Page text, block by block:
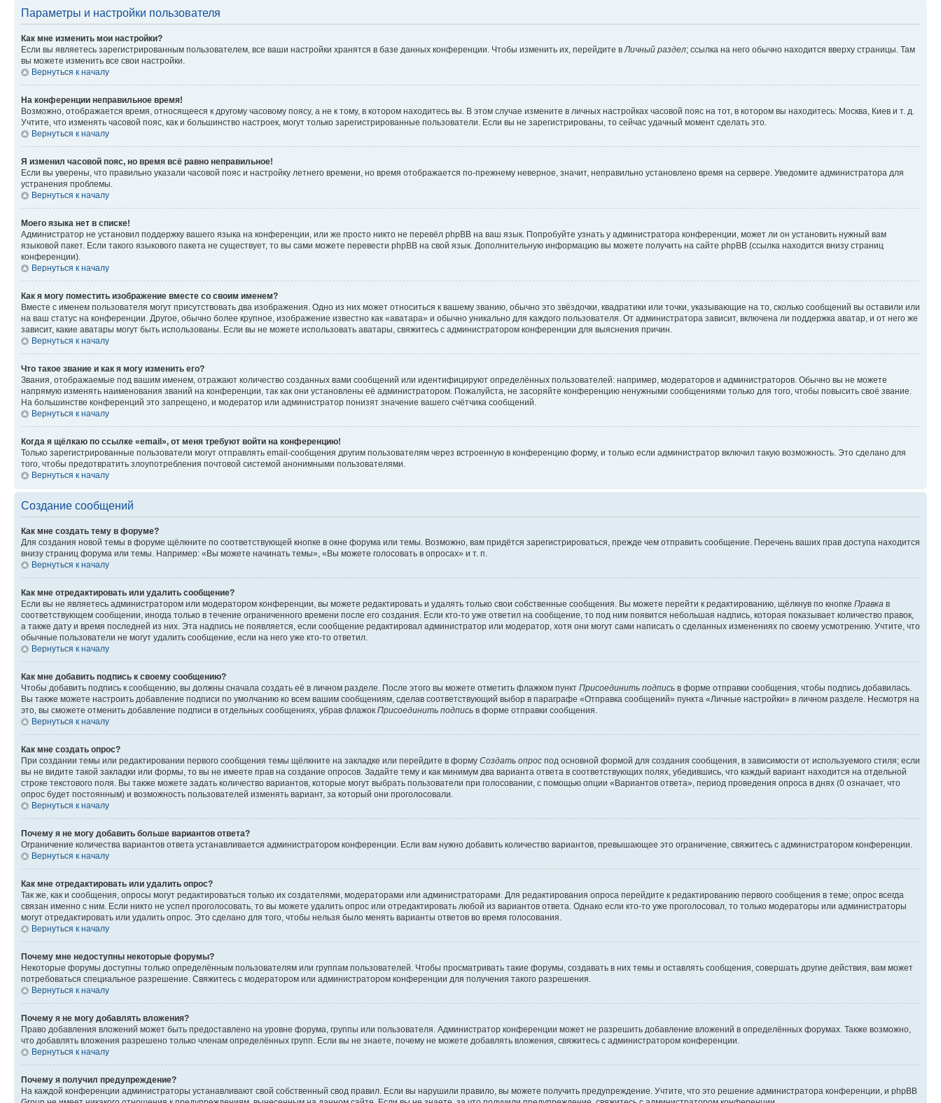
Параметры и настройки пользователя
Как мне изменить мои настройки?
Если вы являетесь зарегистрированным пользователем, все ваши настройки хранятся в базе данных конференции. Чтобы изменить их, перейдите в Личный раздел; ссылка на него обычно находится вверху страницы. Там
вы можете изменить все свои настройки.
Вернуться к началу
На конференции неправильное время!
Возможно, отображается время, относящееся к другому часовому поясу, а не к тому, в котором находитесь вы. В этом случае измените в личных настройках часовой пояс на тот, в котором вы находитесь: Москва, Киев и т. д.
Учтите, что изменять часовой пояс, как и большинство настроек, могут только зарегистрированные пользователи. Если вы не зарегистрированы, то сейчас удачный момент сделать это.
Вернуться к началу
Я изменил часовой пояс, но время всё равно неправильное!
Если вы уверены, что правильно указали часовой пояс и настройку летнего времени, но время отображается по-прежнему неверное, значит, неправильно установлено время на сервере. Уведомите администратора для
устранения проблемы.
Вернуться к началу
Моего языка нет в списке!
Администратор не установил поддержку вашего языка на конференции, или же просто никто не перевёл phpBB на ваш язык. Попробуйте узнать у администратора конференции, может ли он установить нужный вам
языковой пакет. Если такого языкового пакета не существует, то вы сами можете перевести phpBB на свой язык. Дополнительную информацию вы можете получить на сайте phpBB (ссылка находится внизу страниц
конференции).
Вернуться к началу
Как я могу поместить изображение вместе со своим именем?
Вместе с именем пользователя могут присутствовать два изображения. Одно из них может относиться к вашему званию, обычно это звёздочки, квадратики или точки, указывающие на то, сколько сообщений вы оставили или
на ваш статус на конференции. Другое, обычно более крупное, изображение известно как «аватара» и обычно уникально для каждого пользователя. От администратора зависит, включена ли поддержка аватар, и от него же
зависит, какие аватары могут быть использованы. Если вы не можете использовать аватары, свяжитесь с администратором конференции для выяснения причин.
Вернуться к началу
Что такое звание и как я могу изменить его?
Звания, отображаемые под вашим именем, отражают количество созданных вами сообщений или идентифицируют определённых пользователей: например, модераторов и администраторов. Обычно вы не можете
напрямую изменять наименования званий на конференции, так как они установлены её администратором. Пожалуйста, не засоряйте конференцию ненужными сообщениями только для того, чтобы повысить своё звание.
На большинстве конференций это запрещено, и модератор или администратор понизят значение вашего счётчика сообщений.
Вернуться к началу
Когда я щёлкаю по ссылке «email», от меня требуют войти на конференцию!
Только зарегистрированные пользователи могут отправлять email-сообщения другим пользователям через встроенную в конференцию форму, и только если администратор включил такую возможность. Это сделано для
того, чтобы предотвратить злоупотребления почтовой системой анонимными пользователями.
Вернуться к началу
Создание сообщений
Как мне создать тему в форуме?
Для создания новой темы в форуме щёлкните по соответствующей кнопке в окне форума или темы. Возможно, вам придётся зарегистрироваться, прежде чем отправить сообщение. Перечень ваших прав доступа находится
внизу страниц форума или темы. Например: «Вы можете начинать темы», «Вы можете голосовать в опросах» и т. п.
Вернуться к началу
Как мне отредактировать или удалить сообщение?
Если вы не являетесь администратором или модератором конференции, вы можете редактировать и удалять только свои собственные сообщения. Вы можете перейти к редактированию, щёлкнув по кнопке Правка в
соответствующем сообщении, иногда только в течение ограниченного времени после его создания. Если кто-то уже ответил на сообщение, то под ним появится небольшая надпись, которая показывает количество правок,
а также дату и время последней из них. Эта надпись не появляется, если сообщение редактировал администратор или модератор, хотя они могут сами написать о сделанных изменениях по своему усмотрению. Учтите, что
обычные пользователи не могут удалить сообщение, если на него уже кто-то ответил.
Вернуться к началу
Как мне добавить подпись к своему сообщению?
Чтобы добавить подпись к сообщению, вы должны сначала создать её в личном разделе. После этого вы можете отметить флажком пункт Присоединить подпись в форме отправки сообщения, чтобы подпись добавилась.
Вы также можете настроить добавление подписи по умолчанию ко всем вашим сообщениям, сделав соответствующий выбор в параграфе «Отправка сообщений» пункта «Личные настройки» в личном разделе. Несмотря на
это, вы сможете отменить добавление подписи в отдельных сообщениях, убрав флажок Присоединить подпись в форме отправки сообщения.
Вернуться к началу
Как мне создать опрос?
При создании темы или редактировании первого сообщения темы щёлкните на закладке или перейдите в форму Создать опрос под основной формой для создания сообщения, в зависимости от используемого стиля; если
вы не видите такой закладки или формы, то вы не имеете прав на создание опросов. Задайте тему и как минимум два варианта ответа в соответствующих полях, убедившись, что каждый вариант находится на отдельной
строке текстового поля. Вы также можете задать количество вариантов, которые могут выбрать пользователи при голосовании, с помощью опции «Вариантов ответа», период проведения опроса в днях (0 означает, что
опрос будет постоянным) и возможность пользователей изменять вариант, за который они проголосовали.
Вернуться к началу
Почему я не могу добавить больше вариантов ответа?
Ограничение количества вариантов ответа устанавливается администратором конференции. Если вам нужно добавить количество вариантов, превышающее это ограничение, свяжитесь с администратором конференции.
Вернуться к началу
Как мне отредактировать или удалить опрос?
Так же, как и сообщения, опросы могут редактироваться только их создателями, модераторами или администраторами. Для редактирования опроса перейдите к редактированию первого сообщения в теме; опрос всегда
связан именно с ним. Если никто не успел проголосовать, то вы можете удалить опрос или отредактировать любой из вариантов ответа. Однако если кто-то уже проголосовал, то только модераторы или администраторы
могут отредактировать или удалить опрос. Это сделано для того, чтобы нельзя было менять варианты ответов во время голосования.
Вернуться к началу
Почему мне недоступны некоторые форумы?
Некоторые форумы доступны только определённым пользователям или группам пользователей. Чтобы просматривать такие форумы, создавать в них темы и оставлять сообщения, совершать другие действия, вам может
потребоваться специальное разрешение. Свяжитесь с модератором или администратором конференции для получения такого разрешения.
Вернуться к началу
Почему я не могу добавлять вложения?
Право добавления вложений может быть предоставлено на уровне форума, группы или пользователя. Администратор конференции может не разрешить добавление вложений в определённых форумах. Также возможно,
что добавлять вложения разрешено только членам определённых групп. Если вы не знаете, почему не можете добавлять вложения, свяжитесь с администратором конференции.
Вернуться к началу
Почему я получил предупреждение?
На каждой конференции администраторы устанавливают свой собственный свод правил. Если вы нарушили правило, вы можете получить предупреждение. Учтите, что это решение администратора конференции, и phpBB